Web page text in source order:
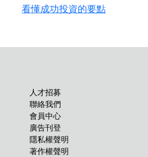
看懂成功投資的要點
人才招募
聯絡我們
會員中心
廣告刊登
隱私權聲明
著作權聲明